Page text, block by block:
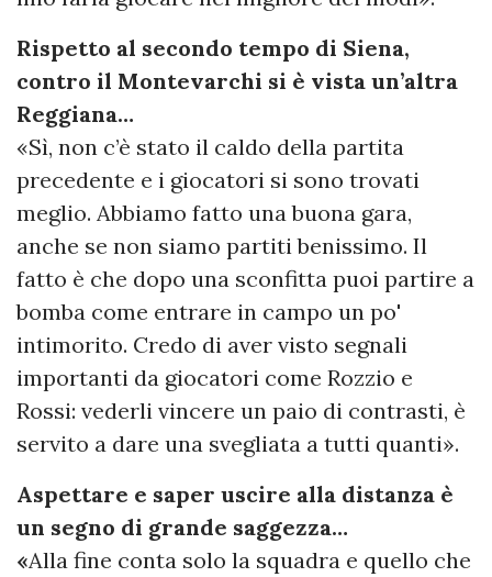
Rispetto al secondo tempo di Siena,
contro il Montevarchi si è vista un’altra
Reggiana…
«Sì, non c’è stato il caldo della partita
precedente e i giocatori si sono trovati
meglio. Abbiamo fatto una buona gara,
anche se non siamo partiti benissimo. Il
fatto è che dopo una sconfitta puoi partire a
bomba come entrare in campo un po'
intimorito. Credo di aver visto segnali
importanti da giocatori come Rozzio e
Rossi: vederli vincere un paio di contrasti, è
servito a dare una svegliata a tutti quanti».
Aspettare e saper uscire alla distanza è
un segno di grande saggezza…
«Alla fine conta solo la squadra e quello che